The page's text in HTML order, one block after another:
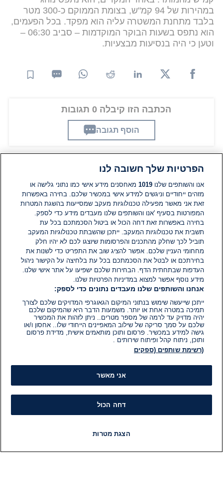
במהירות של 94 קמ"ש, בצומת הממוקם כ-300 מטר
בלבד מתחנת המשטרה עליה הוא מפקד. בכל הפעמים,
הוא נתפס בשעות הבוקר המוקדמות – סביב 06:30 –
וטען כי היה בנסיעות מבצעיות.
הכתבה הזו קיבלה 0 תגובות
הוסף תגובה
תגובות
אין עדיין תגובות. היה הראשון להגיב
הוסף תגובה
הפרטיות שלך חשובה לנו
אנו והשותפים שלנו1019 מאחסנים מידע אישי כמו נתוני גלישה או
מזהים ייחודיים וניגשים למידע אישי במכשיר שלכם. בחירה באפשרות
זאת אני מאשר מפעילה טכנולוגיות מעקב שמסייעות בהשגת המטרות
המפורטות בסעיף 'אנו והשותפים שלנו מעבדים מידע כדי לספק.
בחירה באפשרות זאת דחה הכול או ביטול הסכמתכם בכל עת
תשבית את טכנולוגיות המעקב. ייתכן שהשבתת טכנולוגיות המעקב
תוביל לכך שחלק מהתכנים והפרסומות שיוצגו לכם לא יהיו חלק
מחחומי העניין שלכם. אפשר להציג שוב את התפריט כדי לשנות את
בחירתכם או לבטל את הסכמתכם בכל עת בלחיצה על הקישור ניהול
העדפות שבתחתית הדף. הבחירות שלכם ישפיעו על אתר אישי שלנו.
מידע נוסף אפשר למצוא במדיניות הפרטיות שלנו.
אנחנו והשותפים שלנו מעבדים נתונים כדי לספק:
ייתכן שייעשה שימוש בנתוני המיקום הגאוגרפי המדויקים שלכם לצורך
תמיכה במטרה אחת או יותר. משמעות הדבר היא שהמיקום שלכם
יהיה מדויק עד לרמה של מספר מטרים.. ניתן לזהות את המכשיר
שלכם על סמך סריקה של שילוב המאפיינים הייחודי שלו.. אחסון ו/או
גישה למידע במכשיר. פרסום ותוכן מותאמים אישית, מדידת פרסום
ותוכן, ניתוח קהל ופיתוח שירותים .
(רשימת שותפים (ספקים
אני מאשר
דחה הכול
הצגת מטרות